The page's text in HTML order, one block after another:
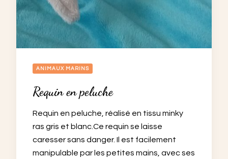
ANIMAUX MARINS
Requin en peluche
Requin en peluche, réalisé en tissu minky
ras gris et blanc.Ce requin se laisse
caresser sans danger. Il est facilement
manipulable par les petites mains, avec ses